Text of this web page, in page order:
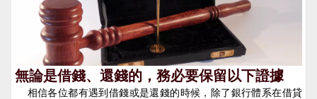
無論是借錢、還錢的，務必要保留以下證據
相信各位都有遇到借錢或是還錢的時候，除了銀行體系在借貸